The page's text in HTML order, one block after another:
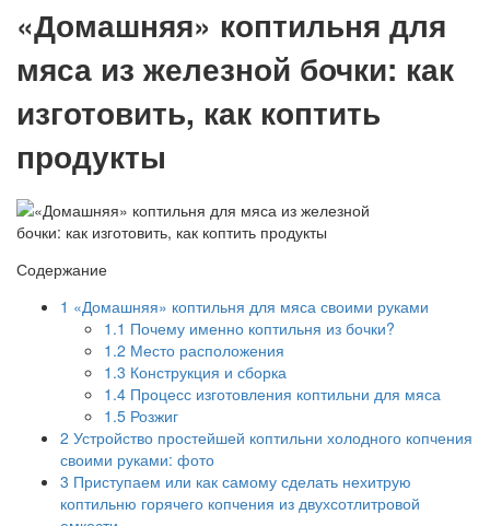
«Домашняя» коптильня для
мяса из железной бочки: как
изготовить, как коптить
продукты
Содержание
1 «Домашняя» коптильня для мяса своими руками
1.1 Почему именно коптильня из бочки?
1.2 Место расположения
1.3 Конструкция и сборка
1.4 Процесс изготовления коптильни для мяса
1.5 Розжиг
2 Устройство простейшей коптильни холодного копчения
своими руками: фото
3 Приступаем или как самому сделать нехитрую
коптильню горячего копчения из двухсотлитровой